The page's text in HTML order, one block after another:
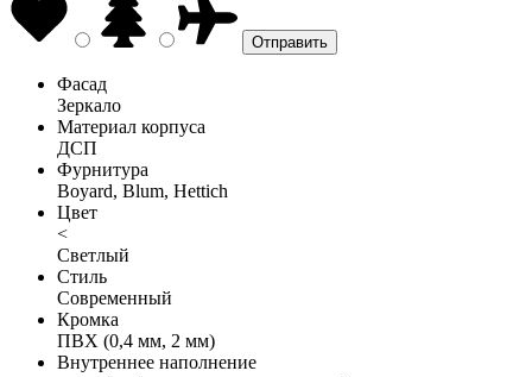
Фасад
Зеркало
Материал корпуса
ДСП
Фурнитура
Boyard, Blum, Hettich
Цвет
<
Светлый
Стиль
Современный
Кромка
ПВХ (0,4 мм, 2 мм)
Внутреннее наполнение